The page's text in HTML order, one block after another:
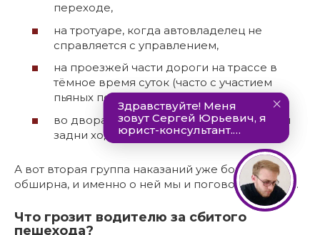
переходе,
на тротуаре, когда автовладелец не
справляется с управлением,
на проезжей части дороги на трассе в
тёмное время суток (часто с участием
пьяных пеших участников движения),
во дворах и на парковках при движении
задни ходом грузовым транспортом,
А вот вторая группа наказаний уже более
обширна, и именно о ней мы и поговорим далее.
Что грозит водителю за сбитого
пешехода?